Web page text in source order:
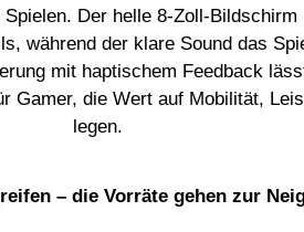
Spielen. Der helle 8-Zoll-Bildschirm
während der klare Sound das
mit haptischem Feedback
Gamer, die Wert auf Mobilität,
legen.
– die Vorräte gehen zur